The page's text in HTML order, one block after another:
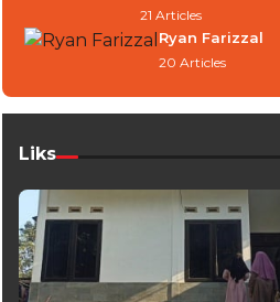
21 Articles
Ryan Farizzal
20 Articles
Liks